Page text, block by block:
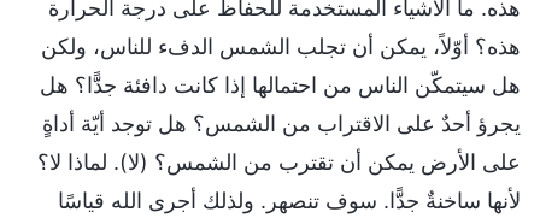
هذه. ما الأشياء المستخدمة للحفاظ على درجة الحرارة
هذه؟ أوّلاً، يمكن أن تجلب الشمس الدفء للناس، ولكن
هل سيتمكّن الناس من احتمالها إذا كانت دافئة جدًّا؟ هل
يجرؤ أحدٌ على الاقتراب من الشمس؟ هل توجد أيّة أداةٍ
على الأرض يمكن أن تقترب من الشمس؟ (لا). لماذا لا؟
لأنها ساخنةٌ جدًّا. سوف تنصهر. ولذلك أجرى الله قياسًا